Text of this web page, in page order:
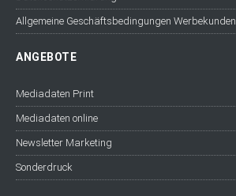
Allgemeine Geschäftsbedingungen Werbekunden
ANGEBOTE
Mediadaten Print
Mediadaten online
Newsletter Marketing
Sonderdruck